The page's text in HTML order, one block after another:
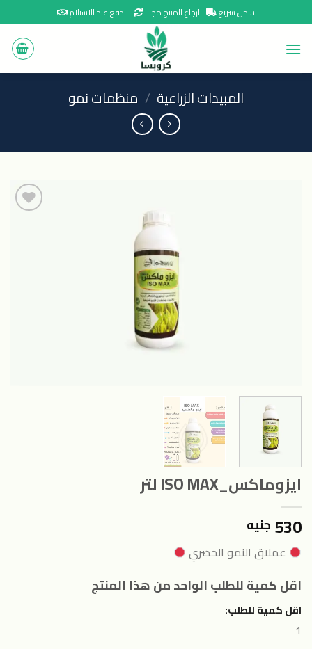
to
content
شحن سريع ارجاع المنتج مجانا الدفع عند الاستلام
المبيدات الزراعية / منظمات نمو
ايزوماكس_ISO MAX لتر
530 جنيه
عملاق النمو الخضري
اقل كمية للطلب الواحد من هذا المنتج
اقل كمية للطلب:
1